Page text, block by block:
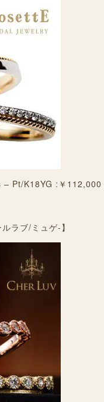
– Pt/K18YG :￥112,000
ラブ/ミュゲ-】